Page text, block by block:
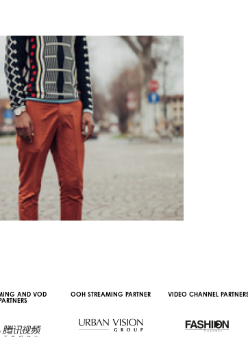
AND VOD
OOH STREAMING PARTNER VIDEO CHANNEL